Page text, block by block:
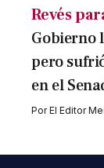
Revés
Gobierno
pero
en el
PorEl Editor